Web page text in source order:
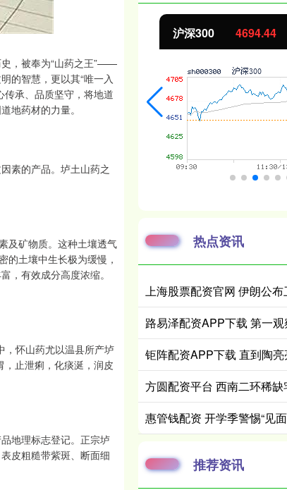
史，被奉为“山药之王”——
的智慧，更以其“唯一入
承、品质坚守，将地道
地药材的力量。
素的产品。垆土山药之
及矿物质。这种土壤透气
的土壤中生长极为缓慢，
，有效成分高度浓缩。
，怀山药尤以温县所产垆
止泄痢，化痰涎，润皮
地理标志登记。正宗垆
皮粗糙带紫斑、断面细
200.89 沪深300 4694.44
热点资讯
推荐资讯